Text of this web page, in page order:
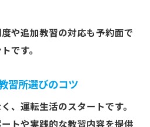
や追加教習の対応も予約面で
です。
習所選びのコツ
、運転生活のスタートです。
トや実践的な教習内容を提供